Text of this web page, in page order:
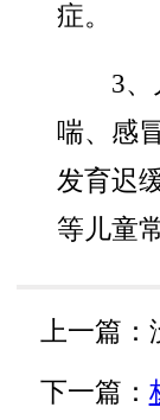
症。
3、儿
喘、感
发育迟
等儿童
上一篇：
下一篇：